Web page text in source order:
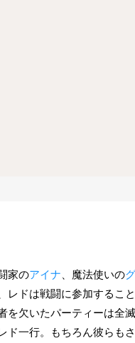
家のアイナ 、魔法使いの
ドは戦闘に参加するこ
を欠いたパーティーは全
一行。もちろん彼らも